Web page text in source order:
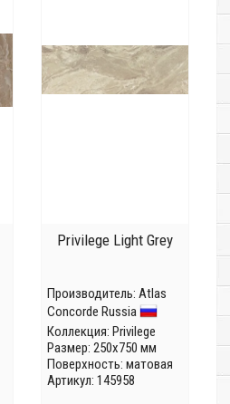
Privilege Light Grey
Производитель: Atlas
Concorde Russia
Коллекция: Privilege
Размер: 250x750 мм
Поверхность: матовая
Артикул: 145958